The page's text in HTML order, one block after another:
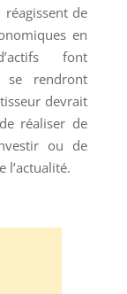
de
en
font
se rendront
devrait
réaliser de
ou de
l’actualité.